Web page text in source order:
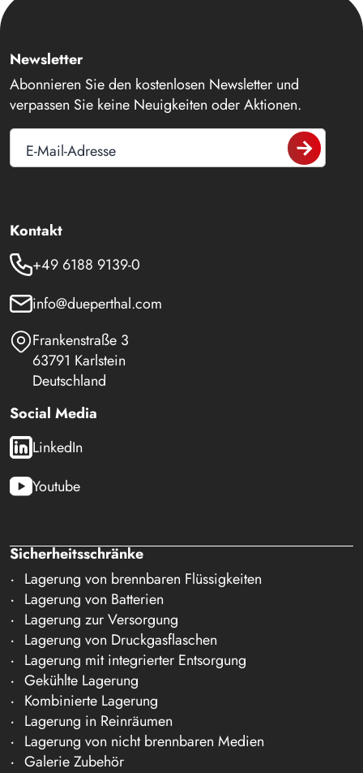
Newsletter
Abonnieren Sie den kostenlosen Newsletter und
verpassen Sie keine Neuigkeiten oder Aktionen.
E-Mail-Adresse
Kontakt
+49 6188 9139-0
info@dueperthal.com
Frankenstraße 3
63791 Karlstein
Deutschland
Social Media
LinkedIn
Youtube
Sicherheitsschränke
Lagerung von brennbaren Flüssigkeiten
Lagerung von Batterien
Lagerung zur Versorgung
Lagerung von Druckgasflaschen
Lagerung mit integrierter Entsorgung
Gekühlte Lagerung
Kombinierte Lagerung
Lagerung in Reinräumen
Lagerung von nicht brennbaren Medien
Galerie Zubehör